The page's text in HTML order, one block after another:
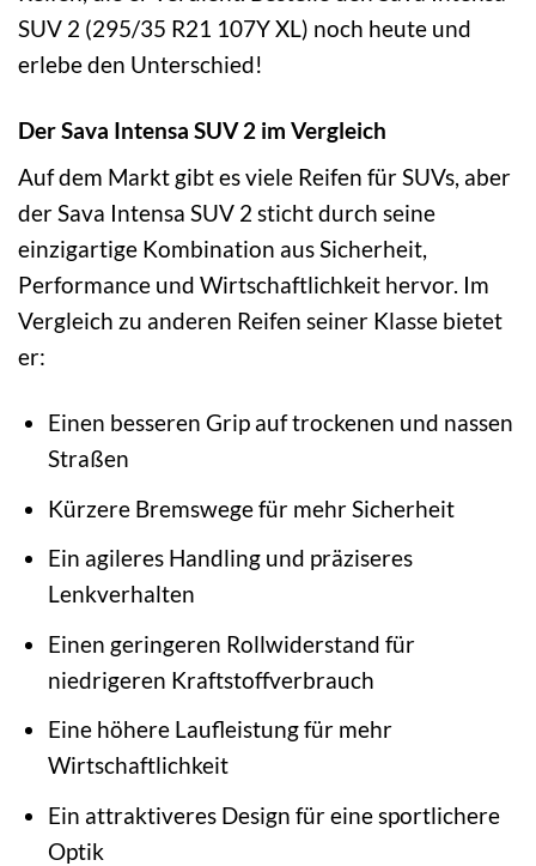
SUV 2 (295/35 R21 107Y XL) noch heute und
erlebe den Unterschied!
Der Sava Intensa SUV 2 im Vergleich
Auf dem Markt gibt es viele Reifen für SUVs, aber
der Sava Intensa SUV 2 sticht durch seine
einzigartige Kombination aus Sicherheit,
Performance und Wirtschaftlichkeit hervor. Im
Vergleich zu anderen Reifen seiner Klasse bietet
er:
Einen besseren Grip auf trockenen und nassen
Straßen
Kürzere Bremswege für mehr Sicherheit
Ein agileres Handling und präziseres
Lenkverhalten
Einen geringeren Rollwiderstand für
niedrigeren Kraftstoffverbrauch
Eine höhere Laufleistung für mehr
Wirtschaftlichkeit
Ein attraktiveres Design für eine sportlichere
Optik